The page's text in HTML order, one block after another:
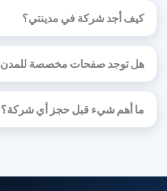
كيف أجد شركة في مدينتي؟
هل توجد صفحات مخصصة
ما أهم شيء قبل حجز أي شركة؟